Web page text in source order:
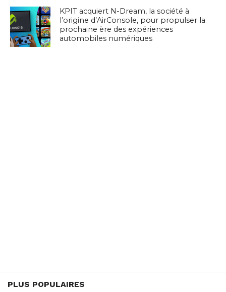
KPIT acquiert N-Dream, la société à
l’origine d’AirConsole, pour propulser la
prochaine ère des expériences
automobiles numériques
PLUS POPULAIRES